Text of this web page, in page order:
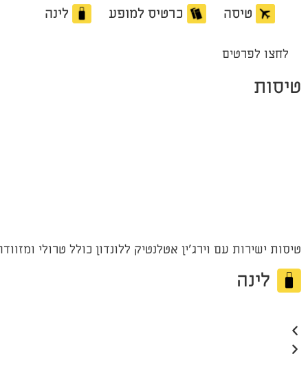
טיסה כרטיס למופע לינה
לחצו לפרטים
טיסות
טיסות ישירות עם וירג'ין אטלנטיק ללונדון כולל טרולי ומזוודה עד 23
לינה